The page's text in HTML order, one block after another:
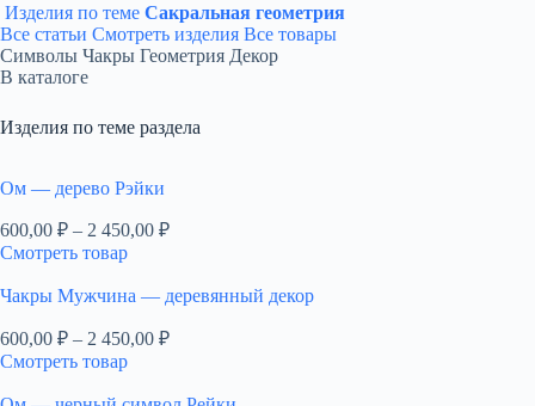
Изделия по теме Сакральная геометрия
Все статьи Смотреть изделия Все товары
Символы Чакры Геометрия Декор
В каталоге
Изделия по теме раздела
Ом — дерево Рэйки
600,00 ₽ – 2 450,00 ₽Диапазон
–
450,00 ₽
Смотреть товар
Чакры Мужчина — деревянный декор
600,00 ₽ – 2 450,00 ₽Диапазон
Смотреть товар